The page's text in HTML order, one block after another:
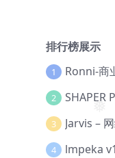
❅
排行榜展示
1
2
3
4